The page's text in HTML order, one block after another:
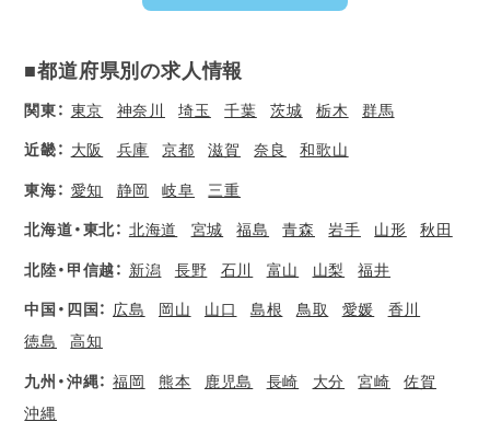
■都道府県別の求人情報
関東： 東京 神奈川 埼玉 千葉 茨城 栃木 群馬
近畿： 大阪 兵庫 京都 滋賀 奈良 和歌山
東海： 愛知 静岡 岐阜 三重
北海道・東北： 北海道 宮城 福島 青森 岩手 山形 秋田
北陸・甲信越： 新潟 長野 石川 富山 山梨 福井
中国・四国： 広島 岡山 山口 島根 鳥取 愛媛
香川
徳島
高知
九州・沖縄： 福岡 熊本 鹿児島 長崎 大分 宮崎
佐賀
沖縄